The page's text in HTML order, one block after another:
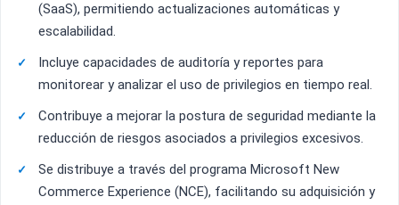
(SaaS), permitiendo actualizaciones automáticas y
escalabilidad.
Incluye capacidades de auditoría y reportes para
monitorear y analizar el uso de privilegios en tiempo real.
Contribuye a mejorar la postura de seguridad mediante la
reducción de riesgos asociados a privilegios excesivos.
Se distribuye a través del programa Microsoft New
Commerce Experience (NCE), facilitando su adquisición y